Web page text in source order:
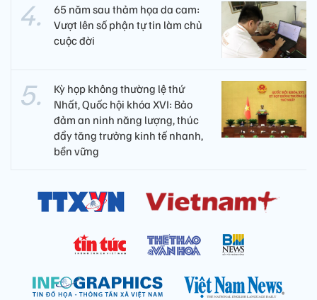
65 năm sau thảm họa da cam:
Vượt lên số phận tự tin làm chủ
cuộc đời
Kỳ họp không thường lệ thứ
Nhất, Quốc hội khóa XVI: Bảo
đảm an ninh năng lượng, thúc
đẩy tăng trưởng kinh tế nhanh,
bền vững